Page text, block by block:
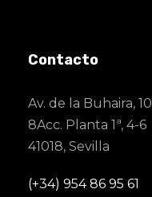
Contacto
Av. de la Buhaira, 10
8Acc. Planta 1ª, 4-6
41018, Sevilla
(+34) 954 86 95 61